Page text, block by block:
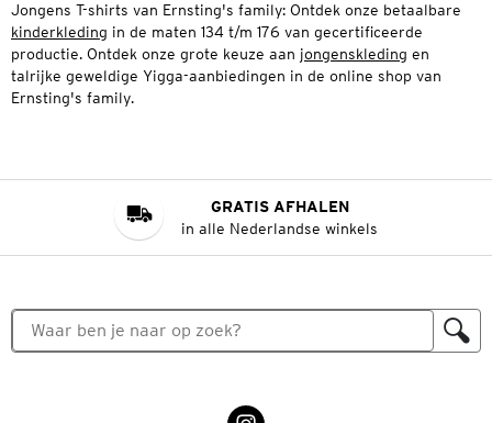
Jongens T-shirts van Ernsting's family: Ontdek onze betaalbare
kinderkleding in de maten 134 t/m 176 van gecertificeerde
productie. Ontdek onze grote keuze aan jongenskleding en
talrijke geweldige Yigga-aanbiedingen in de online shop van
Ernsting's family.
GRATIS AFHALEN
in alle Nederlandse winkels